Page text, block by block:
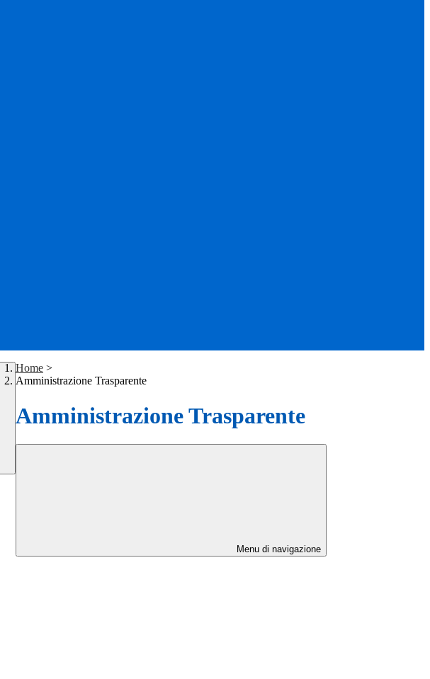
Home >
Amministrazione Trasparente
Amministrazione Trasparente
Menu di navigazione